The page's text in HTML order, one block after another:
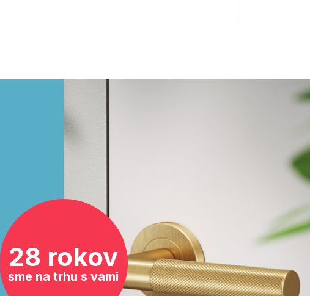
28 rokov
sme na trhu s vami